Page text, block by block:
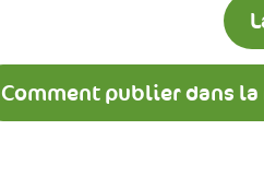
Comment publier dans la